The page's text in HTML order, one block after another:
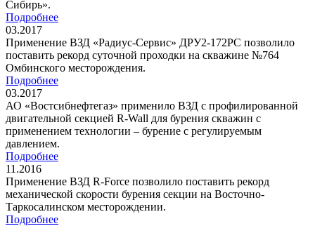
Сибирь».
Подробнее
03.2017
Применение ВЗД «Радиус-Сервис» ДРУ2-172РС позволило
поставить рекорд суточной проходки на скважине №764
Омбинского месторождения.
Подробнее
03.2017
АО «Востсибнефтегаз» применило ВЗД с профилированной
двигательной секцией R-Wall для бурения скважин с
применением технологии – бурение с регулируемым
давлением.
Подробнее
11.2016
Применение ВЗД R-Force позволило поставить рекорд
механической скорости бурения секции на Восточно-
Таркосалинском месторождении.
Подробнее